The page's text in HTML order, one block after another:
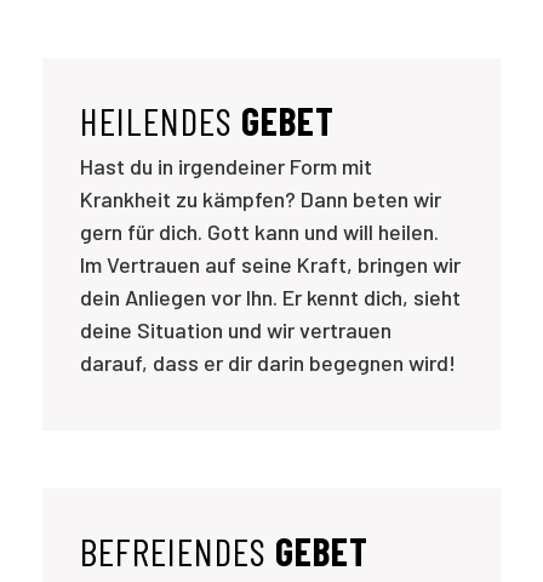
HEILENDES GEBET
Hast du in irgendeiner Form mit
Krankheit zu kämpfen? Dann beten wir
gern für dich. Gott kann und will heilen.
Im Vertrauen auf seine Kraft, bringen wir
dein Anliegen vor Ihn. Er kennt dich, sieht
deine Situation und wir vertrauen
darauf, dass er dir darin begegnen wird!
BEFREIENDES GEBET